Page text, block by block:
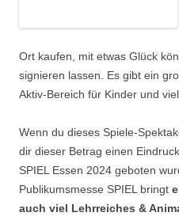
Ort kaufen, mit etwas Glück
signieren lassen. Es gibt ein
Aktiv-Bereich für Kinder und
Wenn du dieses Spiele-
dir dieser Betrag einen
SPIEL Essen 2024 geboten
Publikumsmesse SPIEL bringt
auch viel Lehrreiches &